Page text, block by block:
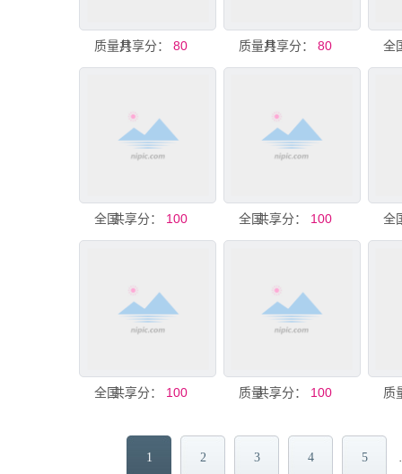
质量月共享分： 80 质量月共享分： 80
全国质量月
共享分： 100 全国质量月
共享分： 100
全国质量月
共享分： 100 质量月宣传
共享分： 100
1 2 3 4 5